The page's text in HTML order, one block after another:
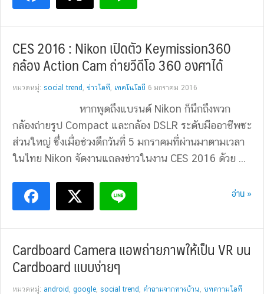
CES 2016 : Nikon เปิดตัว ‎Keymission360‬
กล้อง Action Cam ถ่ายวีดีโอ 360 องศาได้
หมวดหมู่: social trend , ข่าวไอที, เทคโนโลยี 6 มกราคม 2016
หากพูดถึงแบรนด์ Nikon ก็นึกถึงพวก
กล้องถ่ายรูป Compact และกล้อง DSLR ระดับมืออาชีพซะ
ส่วนใหญ่ ซึ่งเมื่อช่วงดึกวันที่ 5 มกราคมที่ผ่านมาตามเวลา
ในไทย Nikon จัดงานแถลงข่าวในงาน CES 2016 ด้วย ...
อ่าน »
Cardboard Camera แอพถ่ายภาพให้เป็น VR บน
Cardboard แบบง่ายๆ
หมวดหมู่: android , google, social trend , คำถามจากทางบ้าน, บทความไอที